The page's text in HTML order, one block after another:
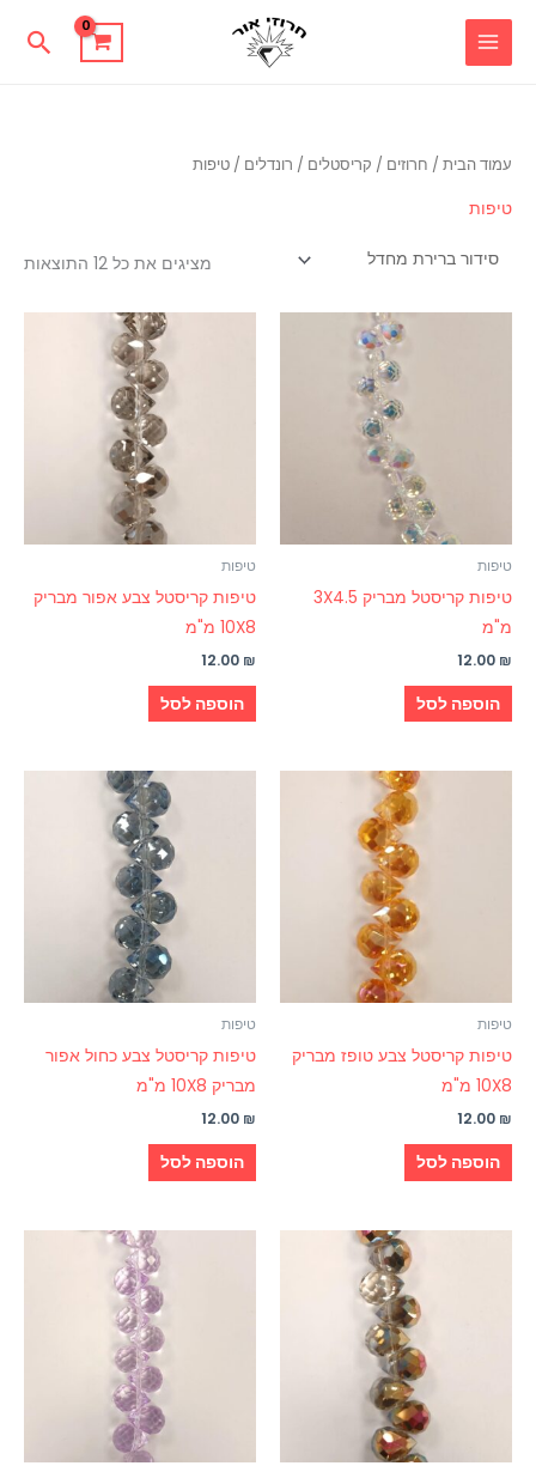
דילוג
חיפוש
עמוד הבית / חרוזים / קריסטלים / רונדלים / טיפות
טיפות
מציגים את כל ⁦12⁩ התוצאות
טיפות
טיפות קריסטל מבריק 3X4.5
מ"מ
12.00 ₪
הוספה לסל
טיפות
טיפות קריסטל צבע אפור מבריק
10X8 מ"מ
12.00 ₪
הוספה לסל
טיפות
טיפות קריסטל צבע טופז מבריק
10X8 מ"מ
12.00 ₪
הוספה לסל
טיפות
טיפות קריסטל צבע כחול אפור
מבריק 10X8 מ"מ
12.00 ₪
הוספה לסל